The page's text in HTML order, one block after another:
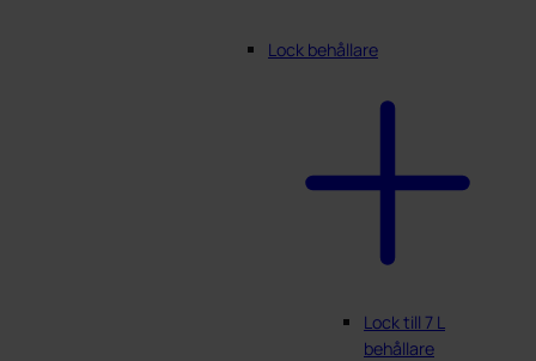
Lock behållare
Lock till 7 L
behållare